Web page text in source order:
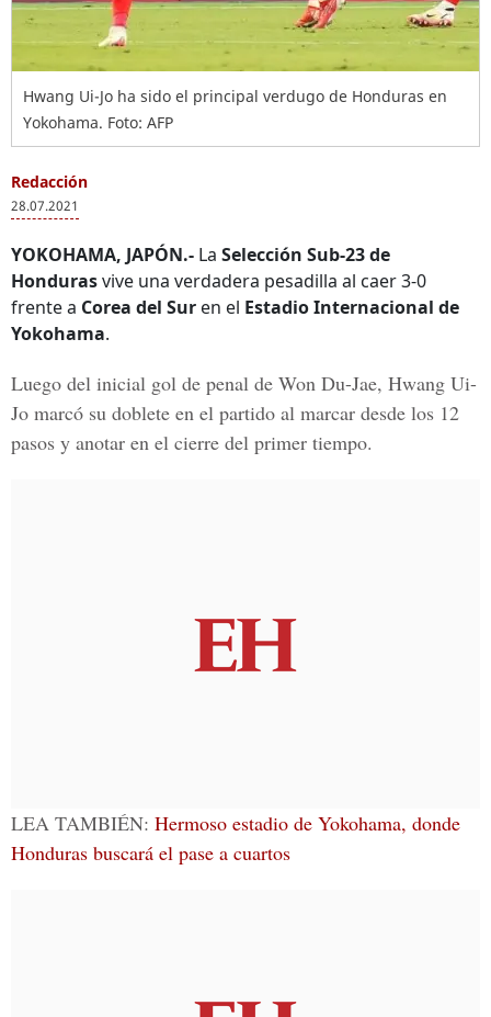
Hwang Ui-Jo ha sido el principal verdugo de Honduras en
Yokohama. Foto: AFP
Redacción
28.07.2021
YOKOHAMA, JAPÓN.- La Selección Sub-23 de
Hondurasvive una verdadera pesadilla al caer 3-0
frente a Corea del Sur en el Estadio Internacional de
Yokohama.
Luego del inicial gol de penal de Won Du-Jae, Hwang Ui-
Jo marcó su doblete en el partido al marcar desde los 12
pasos y anotar en el cierre del primer tiempo.
LEA TAMBIÉN: Hermoso estadio de Yokohama, donde
Honduras buscará el pase a cuartos